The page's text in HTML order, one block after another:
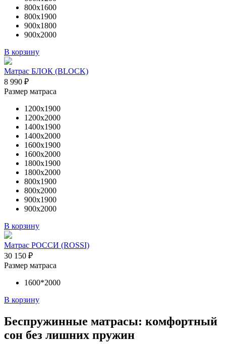
800х1600
800х1900
900х1800
900х2000
В корзину
Матрас БЛОК (BLOCK)
8 990 ₽
Размер матраса
1200х1900
1200х2000
1400х1900
1400х2000
1600х1900
1600х2000
1800х1900
1800х2000
800х1900
800х2000
900х1900
900х2000
В корзину
Матрас РОССИ (ROSSI)
30 150 ₽
Размер матраса
1600*2000
В корзину
Беспружинные матрасы: комфортный
сон без лишних пружин